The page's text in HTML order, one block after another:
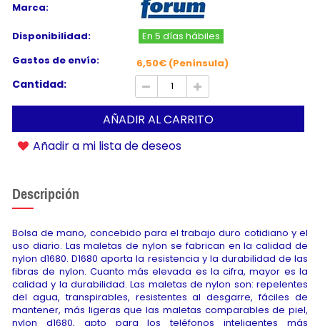
Marca:
Disponibilidad:
En 5 días hábiles
Gastos de envío:
6,50€ (Península)
Cantidad:
AÑADIR AL CARRITO
Añadir a mi lista de deseos
Descripción
Bolsa de mano, concebido para el trabajo duro cotidiano y el
uso diario. Las maletas de nylon se fabrican en la calidad de
nylon d1680. D1680 aporta la resistencia y la durabilidad de las
fibras de nylon. Cuanto más elevada es la cifra, mayor es la
calidad y la durabilidad. Las maletas de nylon son: repelentes
del agua, transpirables, resistentes al desgarre, fáciles de
mantener, más ligeras que las maletas comparables de piel,
nylon d1680, apto para los teléfonos inteligentes más